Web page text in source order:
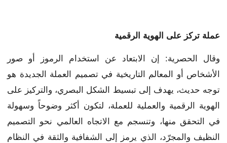
عملة تركز على الهوية الرقمية
وقال الحصرية: إن الابتعاد عن استخدام الرموز أو صور
الأشخاص أو المعالم التاريخية في تصميم العملة الجديدة هو
توجه حديث، يهدف إلى تبسيط الشكل البصري، والتركيز على
الهوية الرقمية والعملية للعملة، لتكون أكثر وضوحاً وسهولة
في التحقق منها، وتنسجم مع الاتجاه العالمي نحو التصميم
النظيف والمجرّد، الذي يرمز إلى الشفافية والثقة في النظام